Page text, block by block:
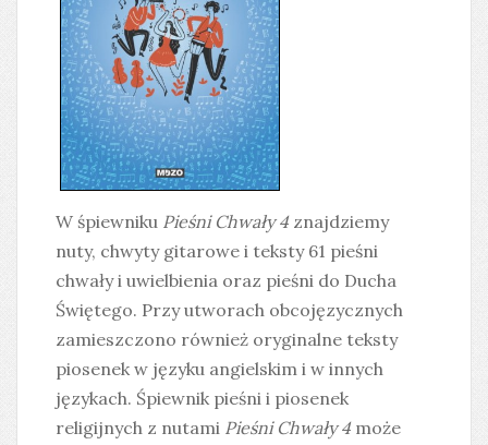
W śpiewniku Pieśni Chwały 4 znajdziemy
nuty, chwyty gitarowe i teksty 61 pieśni
chwały i uwielbienia oraz pieśni do Ducha
Świętego. Przy utworach obcojęzycznych
zamieszczono również oryginalne teksty
piosenek w języku angielskim i w innych
językach. Śpiewnik pieśni i piosenek
religijnych z nutami Pieśni Chwały 4 może